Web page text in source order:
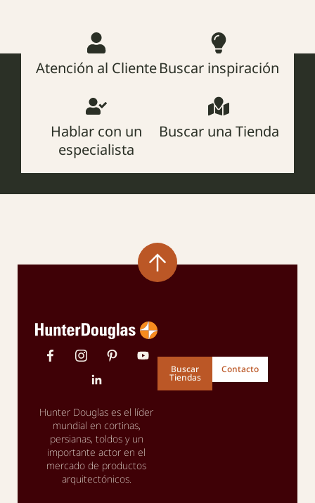
Atención al ClienteBuscar inspiración
Hablar con un
especialista
Buscar una Tienda
Hunter Douglas es el líder
mundial en cortinas,
persianas, toldos y un
importante actor en el
mercado de productos
arquitectónicos.
Buscar
Tiendas
Contacto